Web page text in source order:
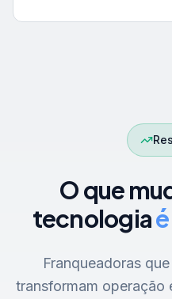
O que
tecnologia
Franqueadoras
transformam operação